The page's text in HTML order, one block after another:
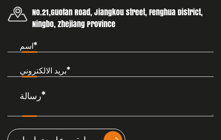
No.21,Guofan Road, Jiangkou street, Fenghua District,
Ningbo, Zhejiang Province